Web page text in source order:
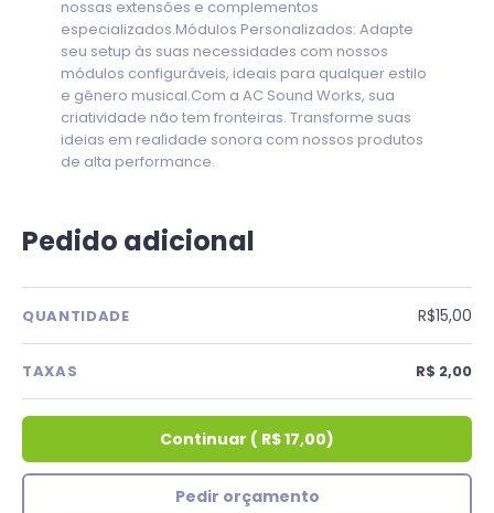
nossas extensões e complementos
especializados.Módulos Personalizados: Adapte
seu setup às suas necessidades com nossos
módulos configuráveis, ideais para qualquer estilo
e gênero musical.Com a AC Sound Works, sua
criatividade não tem fronteiras. Transforme suas
ideias em realidade sonora com nossos produtos
de alta performance.
Pedido adicional
QUANTIDADE R$15,00
TAXAS R$ 2,00
Continuar ( R$ 17,00)
Pedir orçamento